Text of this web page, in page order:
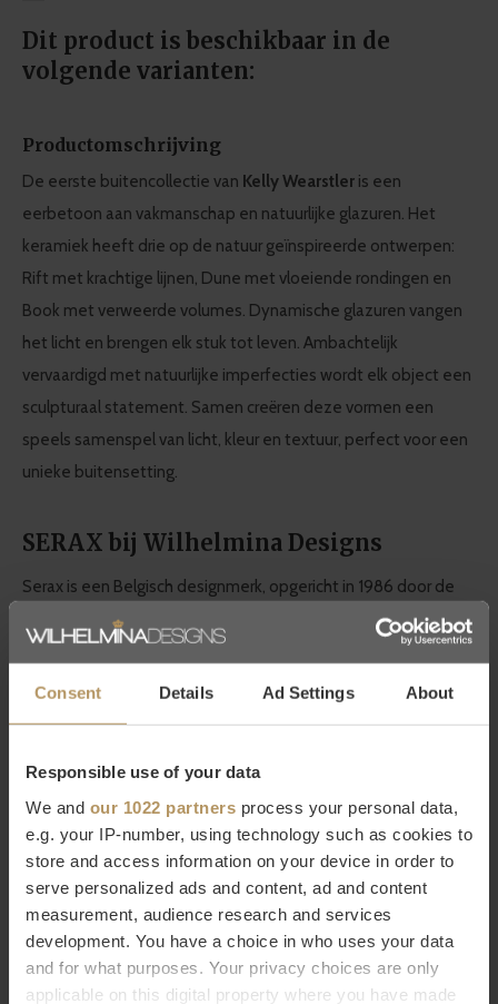
Consent Details Ad Settings About
Responsible use of your data
We and our 1022 partners process your personal data,
e.g. your IP-number, using technology such as cookies to
store and access information on your device in order to
serve personalized ads and content, ad and content
measurement, audience research and services
development. You have a choice in who uses your data
and for what purposes. Your privacy choices are only
applicable on this digital property where you have made
Dit product is beschikbaar in de
volgende varianten:
Productomschrijving
De eerste buitencollectie van Kelly Wearstler is een
eerbetoon aan vakmanschap en natuurlijke glazuren. Het
keramiek heeft drie op de natuur geïnspireerde ontwerpen:
Rift met krachtige lijnen, Dune met vloeiende rondingen en
Book met verweerde volumes. Dynamische glazuren vangen
het licht en brengen elk stuk tot leven. Ambachtelijk
vervaardigd met natuurlijke imperfecties wordt elk object een
sculpturaal statement. Samen creëren deze vormen een
speels samenspel van licht, kleur en textuur, perfect voor een
unieke buitensetting.
SERAX bij Wilhelmina Designs
Serax is een Belgisch designmerk, opgericht in 1986 door de
broers Serge en Axel Van Den Bossche, dat zich richt op het
creëren van esthetische en functionele producten, variërend
van
serviesgoed en meubels tot verlichting
en accessoires.
toprestaurants, hotels en designwinkels.
Wil je meer weten over Serax of ben je op zoek naar een
specifiek product? Neem dan contact op met onze
klantenservice.
Direct bestellen kan natuurlijk ook, gebruik
hiervoor de bestelknop, het duurt slechts 2 minuten.Ben je
niet helemaal tevreden met je aankoop? Bij WDS krijg je